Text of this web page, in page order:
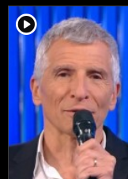
player2